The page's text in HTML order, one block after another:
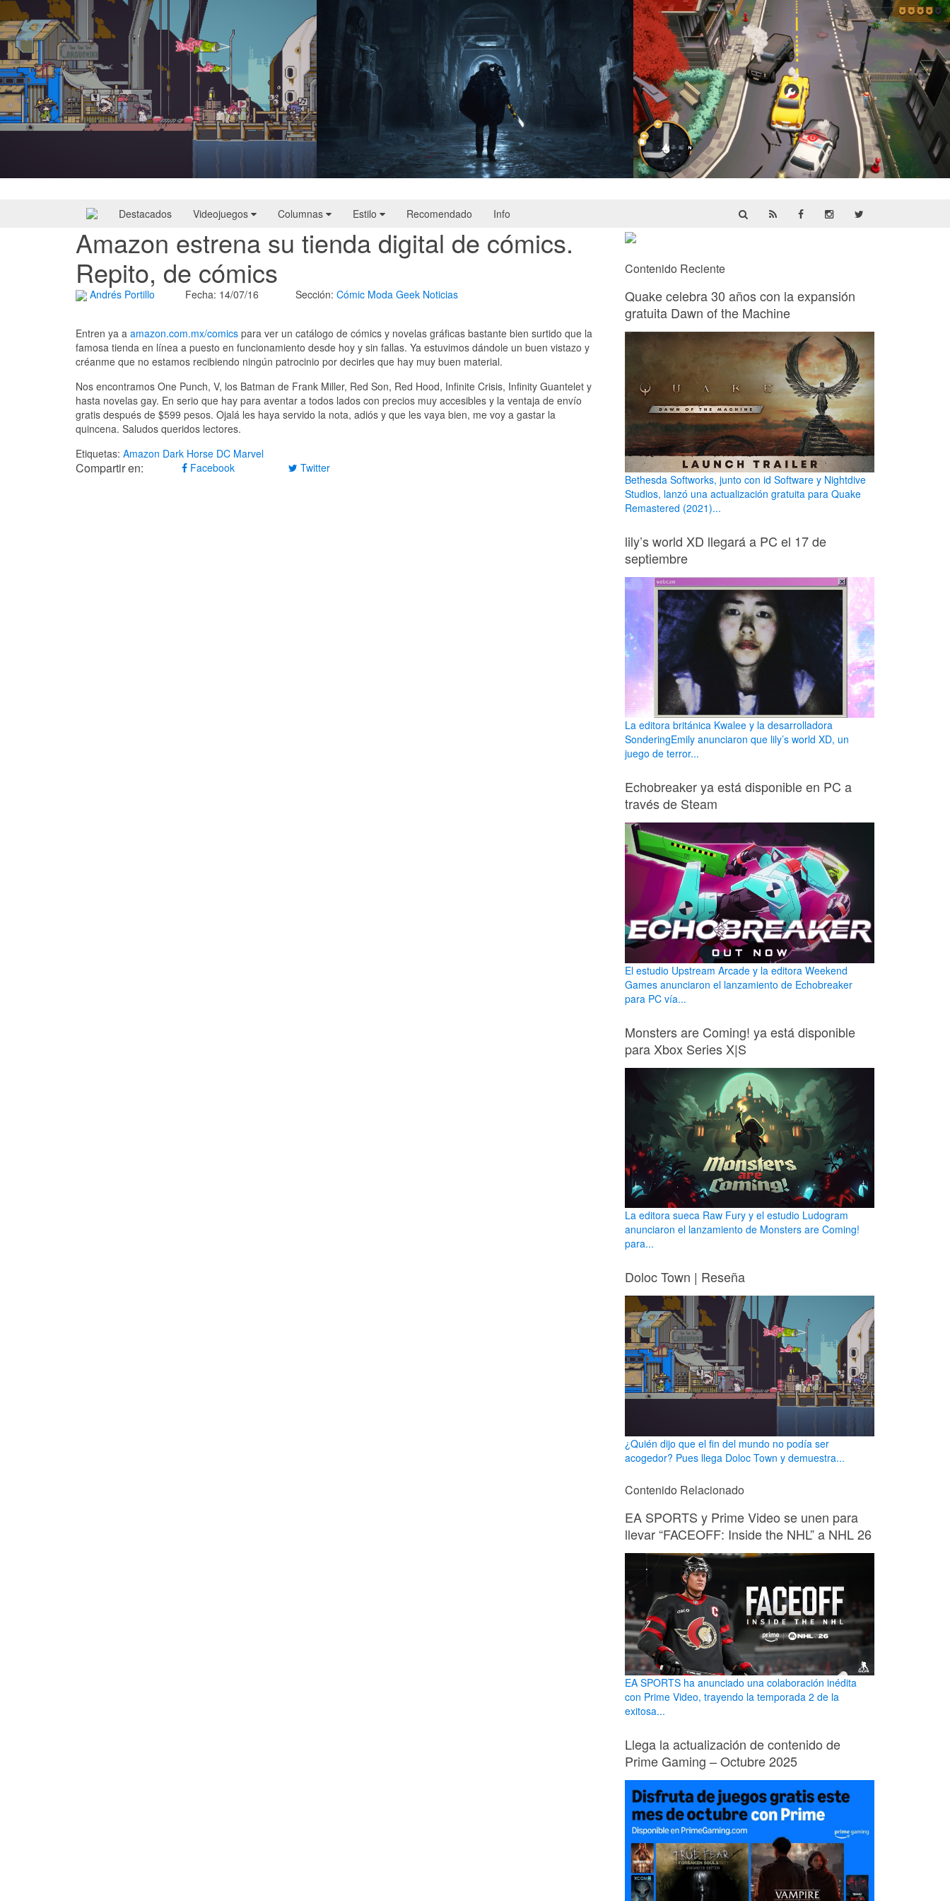
Destacados Videojuegos Columnas Estilo Recomendado Info
Amazon estrena su tienda digital de cómics.
Repito, de cómics
Andrés Portillo Fecha: 14/07/16 Sección: Cómic Moda Geek Noticias
Entren ya a amazon.com.mx/comics para ver un catálogo de cómics y novelas gráficas bastante bien surtido que la
famosa tienda en línea a puesto en funcionamiento desde hoy y sin fallas. Ya estuvimos dándole un buen vistazo y
créanme que no estamos recibiendo ningún patrocinio por decirles que hay muy buen material.
Nos encontramos One Punch, V, los Batman de Frank Miller, Red Son, Red Hood, Infinite Crisis, Infinity Guantelet y
hasta novelas gay. En serio que hay para aventar a todos lados con precios muy accesibles y la ventaja de envío
gratis después de $599 pesos. Ojalá les haya servido la nota, adiós y que les vaya bien, me voy a gastar la
quincena. Saludos queridos lectores.
Etiquetas: Amazon Dark Horse DC Marvel
Compartir en: Facebook Twitter
Contenido Reciente
Quake celebra 30 años con la expansión
gratuita Dawn of the Machine
Bethesda Softworks, junto con id Software y Nightdive
Studios, lanzó una actualización gratuita para Quake
Remastered (2021)...
lily’s world XD llegará a PC el 17 de
septiembre
La editora británica Kwalee y la desarrolladora
SonderingEmily anunciaron que lily’s world XD, un
juego de terror...
Echobreaker ya está disponible en PC a
través de Steam
El estudio Upstream Arcade y la editora Weekend
Games anunciaron el lanzamiento de Echobreaker
para PC vía...
Monsters are Coming! ya está disponible
para Xbox Series X|S
La editora sueca Raw Fury y el estudio Ludogram
anunciaron el lanzamiento de Monsters are Coming!
para...
Doloc Town | Reseña
¿Quién dijo que el fin del mundo no podía ser
acogedor? Pues llega Doloc Town y demuestra...
Contenido Relacionado
EA SPORTS y Prime Video se unen para
llevar “FACEOFF: Inside the NHL” a NHL 26
EA SPORTS ha anunciado una colaboración inédita
con Prime Video, trayendo la temporada 2 de la
exitosa...
Llega la actualización de contenido de
Prime Gaming – Octubre 2025